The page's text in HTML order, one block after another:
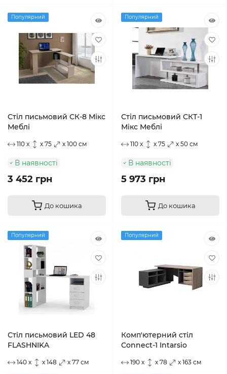
Популярний
Стіл письмовий СК-8 Мікс
Меблі
110 x x 75 x 100 см
В наявності
3 452 грн
До кошика
Популярний
Стіл письмовий СКТ-1
Мікс Меблі
110 x x 75 x 50 см
В наявності
5 973 грн
До кошика
Популярний
Стіл письмовий LED 48
FLASHNIKA
140 x x 148 x 77 см
Популярний
Комп'ютерний стіл
Connect-1 Intarsio
190 x x 78 x 163 см